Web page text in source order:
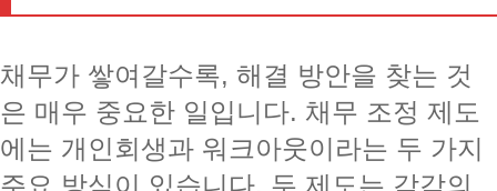
채무가 쌓여갈수록, 해결 방안을 찾는 것
은 매우 중요한 일입니다. 채무 조정 제도
에는 개인회생과 워크아웃이라는 두 가지